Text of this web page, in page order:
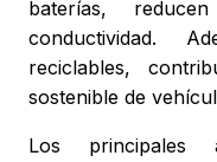
baterías,
conductividad.
reciclables,
sostenible de
Los principales